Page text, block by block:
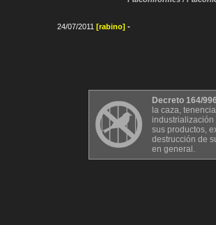
24/07/2011 [rabino] -
Decreto 164/
la caza,
sus productos,
destrucción de
en general.